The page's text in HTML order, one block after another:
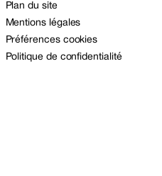
Plan du site
Mentions légales
Préférences cookies
Politique de confidentialité